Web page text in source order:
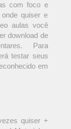
com foco e
quiser e
aulas você
download de
Para
testar seus
em
quiser +